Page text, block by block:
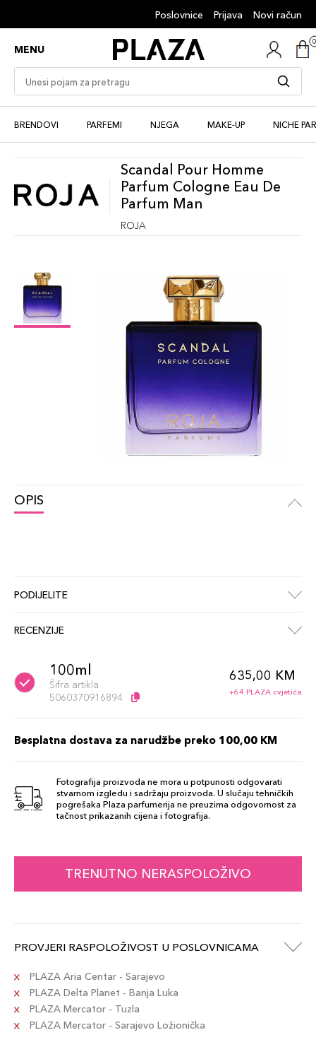
Poslovnice Prijava Novi račun
MENU
BRENDOVI PARFEMI NJEGA MAKE-UP NICHE
Scandal Pour Homme
Parfum Cologne Eau De
Parfum Man
ROJA
OPIS
PODIJELITE
RECENZIJE
100ml
Šifra artikla
5060370916894
635,00 KM
+64 PLAZA cvjetića
Besplatna dostava za narudžbe preko 100,00 KM
Fotografija proizvoda ne mora u potpunosti odgovarati
stvarnom izgledu i sadržaju proizvoda. U slučaju tehničkih
pogrešaka Plaza parfumerija ne preuzima odgovornost za
tačnost prikazanih cijena i fotografija.
TRENUTNO NERASPOLOŽIVO
PROVJERI RASPOLOŽIVOST U POSLOVNICAMA
PLAZA Aria Centar - Sarajevo
PLAZA Delta Planet - Banja Luka
PLAZA Mercator - Tuzla
PLAZA Mercator - Sarajevo Ložionička